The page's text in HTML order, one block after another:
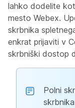
lahko dodelite
mesto Webex.
skrbnika
enkrat prijaviti v
skrbniški dostop
Polni